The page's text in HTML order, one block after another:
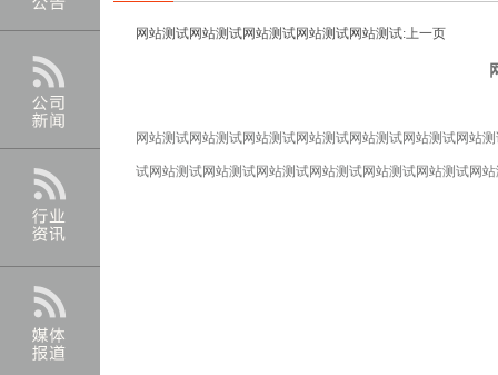
网站测试网站测试网站测试网站测试网站测试:上一页
网站测试网站测试网站测试网站测试网站测试网站测试网站
试网站测试网站测试网站测试网站测试网站测试网站测试网